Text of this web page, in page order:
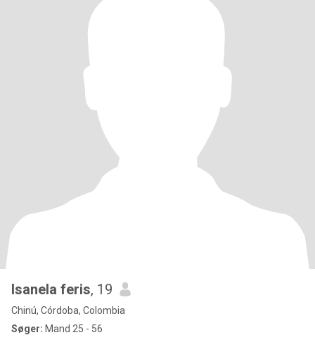
Isanela feris, 19
Chinú, Córdoba, Colombia
Søger: Mand 25 - 56